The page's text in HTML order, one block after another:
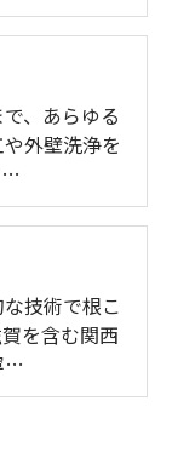
、あらゆる
外壁洗浄を
…
技術で根こ
を含む関西
…